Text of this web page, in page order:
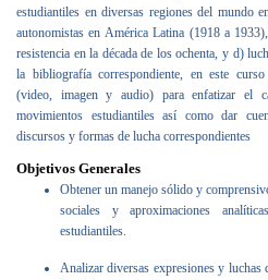
estudiantiles en diversas regiones del mundo
autonomistas en América Latina (1918 a
resistencia en la década de los ochenta, y d)
la bibliografía correspondiente, en este
(video, imagen y audio) para enfatizar el
movimientos estudiantiles así como dar
discursos y formas de lucha correspondientes
Objetivos Generales
Obtener un manejo sólido y
sociales y aproximaciones
estudiantiles.
Analizar diversas expresiones y luchas